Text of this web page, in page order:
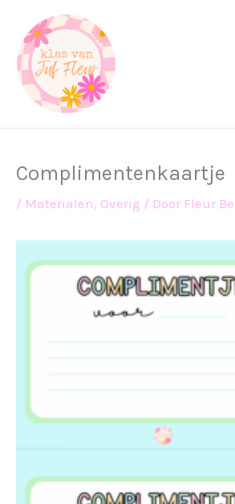
naar
inhoud
Complimentenkaartje
/ Materialen, Overig / Door Fleur